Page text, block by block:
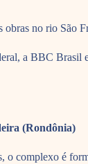
obras no rio São
a BBC Brasil
(Rondônia)
o complexo é